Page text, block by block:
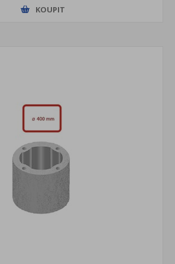
KOUPIT